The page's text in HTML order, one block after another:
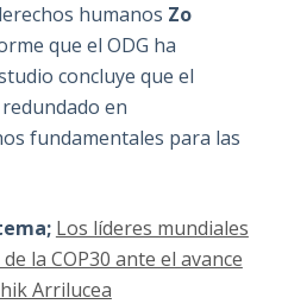
humanos Zo
que el ODG ha
concluye que el
en
fundamentales para las
Los líderes mundiales
la COP30 ante el avance
Arrilucea